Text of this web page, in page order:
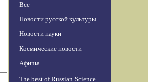
Все
Новости русской культуры
Новости науки
Космические новости
Афиша
The best of Russian Science